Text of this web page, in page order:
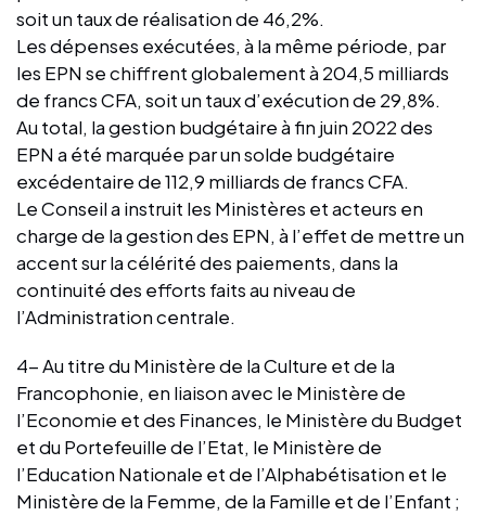
soit un taux de réalisation de 46,2%.
Les dépenses exécutées, à la même période, par
les EPN se chiffrent globalement à 204,5 milliards
de francs CFA, soit un taux d’exécution de 29,8%.
Au total, la gestion budgétaire à fin juin 2022 des
EPN a été marquée par un solde budgétaire
excédentaire de 112,9 milliards de francs CFA.
Le Conseil a instruit les Ministères et acteurs en
charge de la gestion des EPN, à l’effet de mettre un
accent sur la célérité des paiements, dans la
continuité des efforts faits au niveau de
l’Administration centrale.
4- Au titre du Ministère de la Culture et de la
Francophonie, en liaison avec le Ministère de
l’Economie et des Finances, le Ministère du Budget
et du Portefeuille de l’Etat, le Ministère de
l’Education Nationale et de l’Alphabétisation et le
Ministère de la Femme, de la Famille et de l’Enfant ;